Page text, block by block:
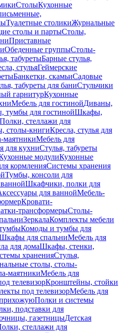
СтолыКухонные
Туалетные столикиЖурнальные
столы и партыСтолы,
Приставные
Обеденные группыСтолы-
табуретыБарные стулья,
стульяГеймерские
Банкетки, скамьиСадовые
табуреты для баниСтульчики
гарнитурКухонные
Мебель для гостинойДиваны,
тумбы для гостинойШкафы,
Полки, стеллажи для
столы-книгиКресла, стулья для
маятникиМебель для
для кухниСтулья, табуреты
модулиКухонные
кормленияСистемы хранения
Тумбы, консоли для
Шкафчики, полки для
для ваннойМебель-
Кровати-
трансформерыСтолы-
ЗеркалаКомплекты мебели
Комоды и тумбы для
для спальниМебель для
для домаШкафы, стенки,
храненияСтулья,
столы, столы-
маятникиМебель для
телевизорКронштейны, стойки
под телевизорМебель для
Полки и системы
подставки для
газетницыДетская
стеллажи для